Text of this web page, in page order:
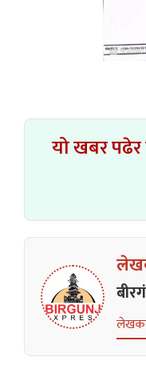
यो खबर